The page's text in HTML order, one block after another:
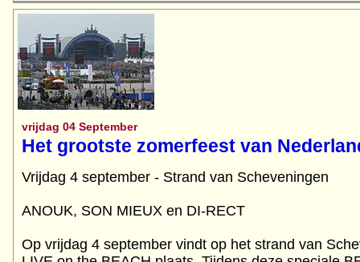
vrijdag 04 September
Het grootste zomerfeest van
Vrijdag 4 september - Strand van Scheveningen
ANOUK, SON MIEUX en DI-RECT
Op vrijdag 4 september vindt op het strand van